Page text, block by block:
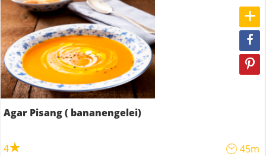
Agar Pisang ( bananengelei)
4 45m